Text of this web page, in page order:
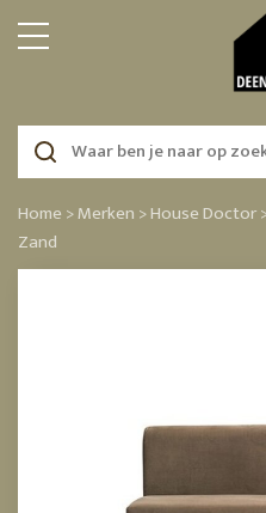
Home >Merken >House Doctor
Zand